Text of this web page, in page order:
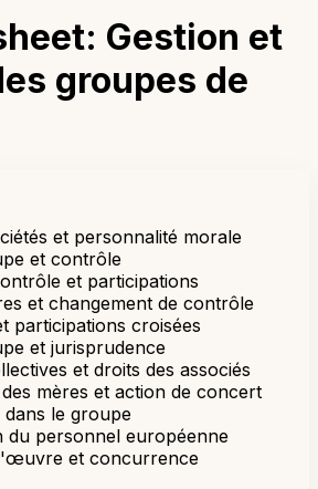
Gestion et
groupes de
et personnalité morale
et contrôle
et participations
et changement de contrôle
participations croisées
et jurisprudence
et droits des associés
mères et action de concert
le groupe
du personnel européenne
et concurrence